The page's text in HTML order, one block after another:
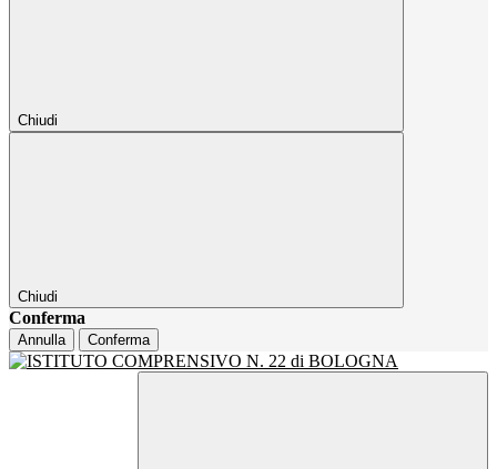
Chiudi
Chiudi
Conferma
Annulla Conferma